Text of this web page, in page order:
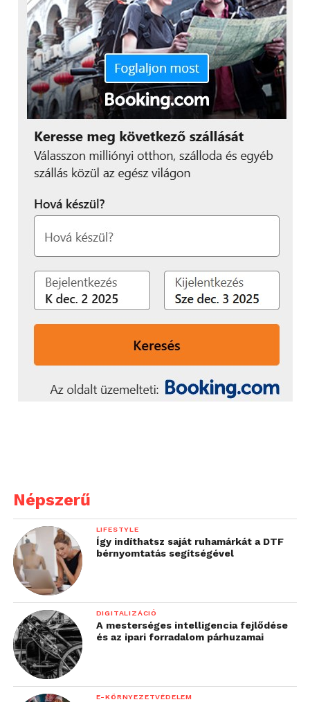
körülbelül 4000 darab készült.
konkurenciának.
Mit tesz a Volkswagen a Phaeton 650
lóerős, W12-es motorjával? Beleteszi
W650 lett, a kocsi 3,7 másodperc alatt
Mit tesz a Volkswagen a Phaeton 650
lóerős, W12-es motorjával? Beleteszi
csiszolták az 1953-as Corvette
A formatervezők gyönyörűvé
csiszolták az 1953-as Corvette
A formatervezők gyönyörűvé
csiszolták az 1953-as Corvette
üvegszálas karosszériáját. A beltér
sem kevésbé különleges!
Quattro alapozta meg.
Népszerű
LIFESTYLE
Így indíthatsz saját ruhamárkát a DTF
bérnyomtatás segítségével
DIGITALIZÁCIÓ
A mesterséges intelligencia fejlődése
és az ipari forradalom párhuzamai
E-KÖRNYEZETVÉDELEM